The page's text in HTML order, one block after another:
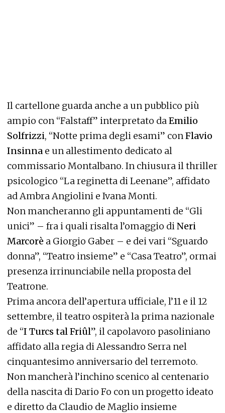
Il cartellone guarda anche a un pubblico più
ampio con “Falstaff” interpretato da Emilio
Solfrizzi, “Notte prima degli esami” con Flavio
Insinna e un allestimento dedicato al
commissario Montalbano. In chiusura il thriller
psicologico “La reginetta di Leenane”, affidato
ad Ambra Angiolini e Ivana Monti.
Non mancheranno gli appuntamenti de “Gli
unici” – fra i quali risalta l’omaggio di Neri
Marcorè a Giorgio Gaber – e dei vari “Sguardo
donna”, “Teatro insieme” e “Casa Teatro”, ormai
presenza irrinunciabile nella proposta del
Teatrone.
Prima ancora dell’apertura ufficiale, l’11 e il 12
settembre, il teatro ospiterà la prima nazionale
de “I Turcs tal Friûl”, il capolavoro pasoliniano
affidato alla regia di Alessandro Serra nel
cinquantesimo anniversario del terremoto.
Non mancherà l’inchino scenico al centenario
della nascita di Dario Fo con un progetto ideato
e diretto da Claudio de Maglio insieme